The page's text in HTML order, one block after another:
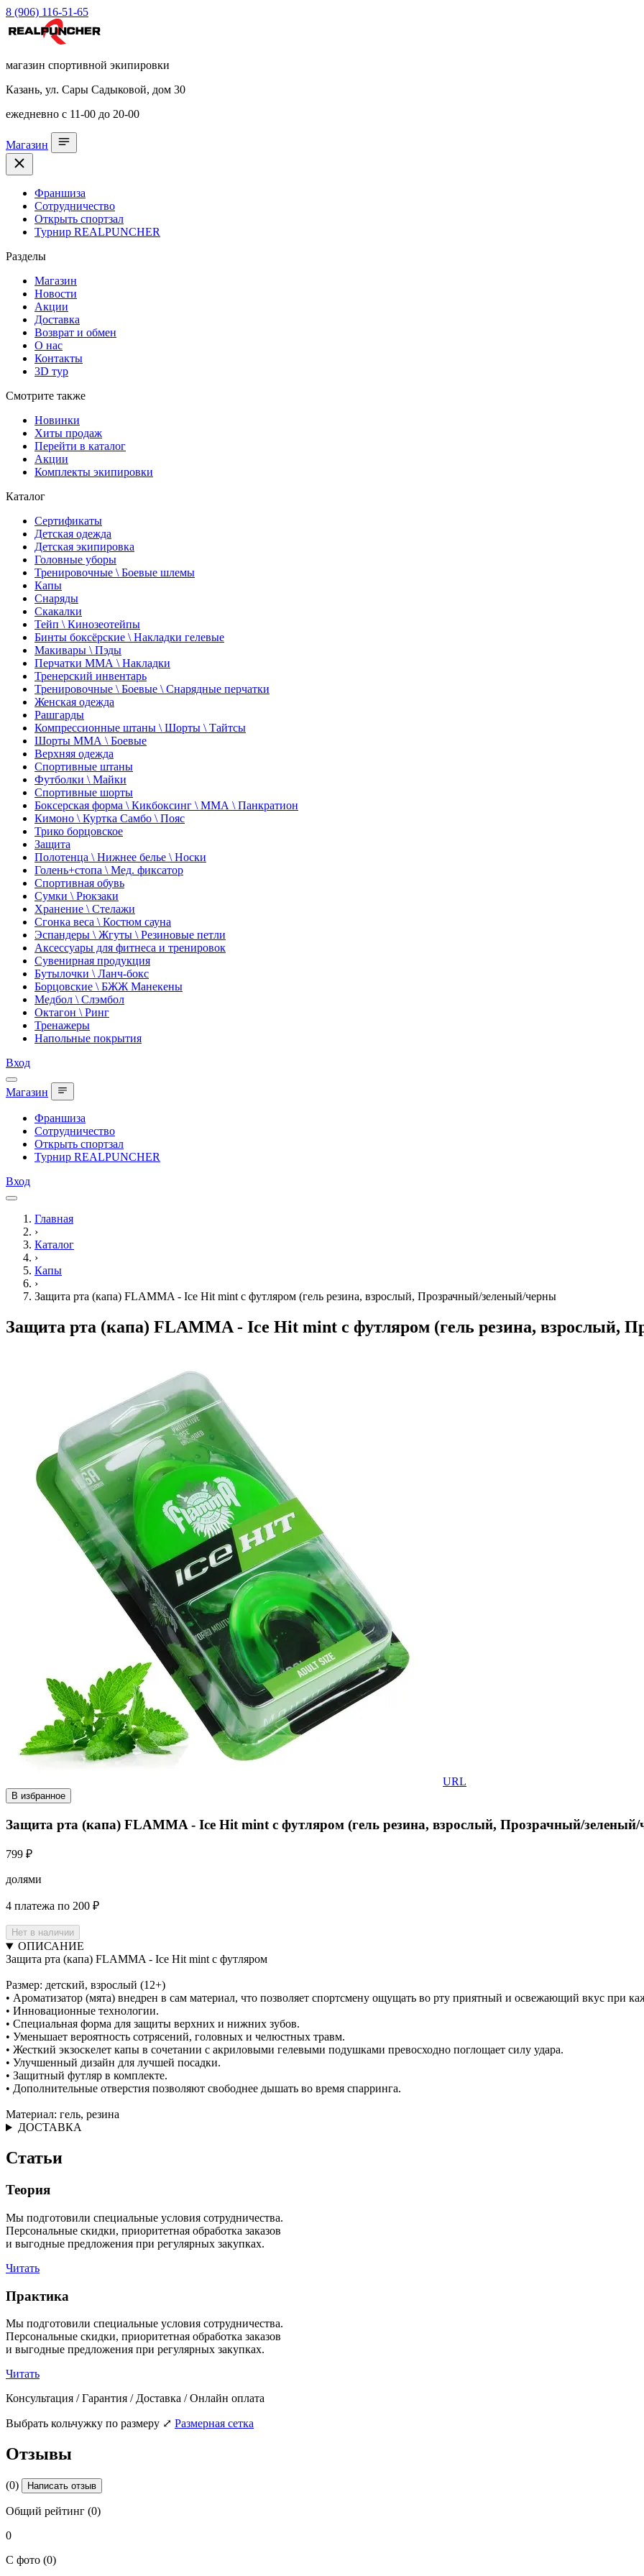
8 (906) 116-51-65
магазин спортивной экипировки
Казань, ул. Сары Садыковой, дом 30
ежедневно с 11-00 до 20-00
Магазин
Франшиза
Сотрудничество
Открыть спортзал
Турнир REALPUNCHER
Разделы
Магазин
Новости
Акции
Доставка
Возврат и обмен
О нас
Контакты
3D тур
Смотрите также
Новинки
Хиты продаж
Перейти в каталог
Акции
Комплекты экипировки
Каталог
Сертификаты
Детская одежда
Детская экипировка
Головные уборы
Тренировочные \ Боевые шлемы
Капы
Снаряды
Скакалки
Тейп \ Кинозеотейпы
Бинты боксёрские \ Накладки гелевые
Макивары \ Пэды
Перчатки ММА \ Накладки
Тренерский инвентарь
Тренировочные \ Боевые \ Снарядные перчатки
Женская одежда
Рашгарды
Компрессионные штаны \ Шорты \ Тайтсы
Шорты ММА \ Боевые
Верхняя одежда
Спортивные штаны
Футболки \ Майки
Спортивные шорты
Боксерская форма \ Кикбоксинг \ ММА \ Панкратион
Кимоно \ Куртка Самбо \ Пояс
Трико борцовское
Защита
Полотенца \ Нижнее белье \ Носки
Голень+стопа \ Мед. фиксатор
Спортивная обувь
Сумки \ Рюкзаки
Хранение \ Стелажи
Сгонка веса \ Костюм сауна
Эспандеры \ Жгуты \ Резиновые петли
Аксессуары для фитнеса и тренировок
Сувенирная продукция
Бутылочки \ Ланч-бокс
Борцовские \ БЖЖ Манекены
Медбол \ Слэмбол
Октагон \ Ринг
Тренажеры
Напольные покрытия
Вход
Магазин
Франшиза
Сотрудничество
Открыть спортзал
Турнир REALPUNCHER
Вход
Главная
›
Каталог
›
Капы
›
Защита рта (капа) FLAMMA - Ice Hit mint с футляром (гель резина, взрослый, Прозрачный/зеленый/черны
Защита рта (капа) FLAMMA - Ice Hit mint с футляром (гель резина, взрослый,
URL
В избранное
Защита рта (капа) FLAMMA - Ice Hit mint с футляром (гель резина, взрослый, Прозрачный/
799 ₽
долями
4 платежа по 200 ₽
Нет в наличии
ОПИСАНИЕ
Защита рта (капа) FLAMMA - Ice Hit mint с футляром
Размер: детский, взрослый (12+)
• Ароматизатор (мята) внедрен в сам материал, что позволяет спортсмену ощущать во рту приятный и освежающий вкус при
• Инновационные технологии.
• Специальная форма для защиты верхних и нижних зубов.
• Уменьшает вероятность сотрясений, головных и челюстных травм.
• Жесткий экзоскелет капы в сочетании с акриловыми гелевыми подушками превосходно поглощает силу удара.
• Улучшенный дизайн для лучшей посадки.
• Защитный футляр в комплекте.
• Дополнительные отверстия позволяют свободнее дышать во время спарринга.
Материал: гель, резина
ДОСТАВКА
Статьи
Теория
Мы подготовили специальные условия сотрудничества.
Персональные скидки, приоритетная обработка заказов
и выгодные предложения при регулярных закупках.
Читать
Практика
Мы подготовили специальные условия сотрудничества.
Персональные скидки, приоритетная обработка заказов
и выгодные предложения при регулярных закупках.
Читать
Консультация / Гарантия / Доставка / Онлайн оплата
Выбрать кольчужку по размеру ⤢ Размерная сетка
Отзывы
(0) Написать отзыв
Общий рейтинг (0)
0
С фото (0)